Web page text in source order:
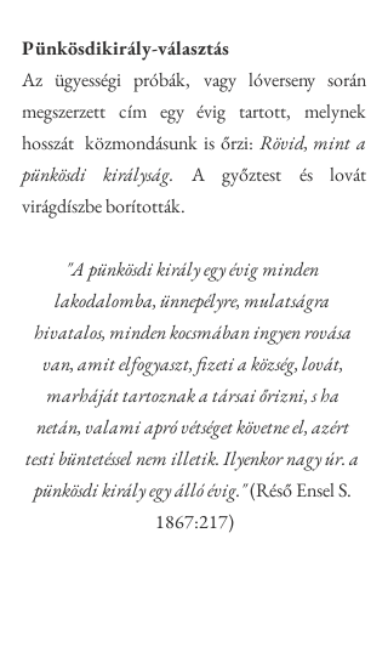
Pünkösdikirály-választás
Az ügyességi próbák, vagy lóverseny során
megszerzett cím egy évig tartott, melynek
hosszát  közmondásunk is őrzi: Rövid, mint a
pünkösdi királyság. A győztest és lovát
virágdíszbe borították.
"A pünkösdi király egy évig minden
lakodalomba, ünnepélyre, mulatságra
hivatalos, minden kocsmában ingyen rovása
van, amit elfogyaszt, fizeti a község, lovát,
marháját tartoznak a társai őrizni, s ha
netán, valami apró vétséget követne el, azért
testi büntetéssel nem illetik. Ilyenkor nagy úr. a
pünkösdi király egy álló évig." (Réső Ensel S.
1867:217)